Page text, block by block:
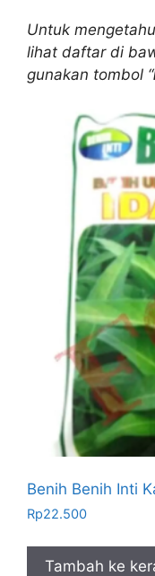
Untuk
lihat daftar di
gunakan tombol “
Benih Benih Inti
Rp22.500
Tambah ke